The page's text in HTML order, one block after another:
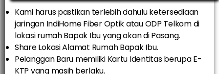
Kami harus pastikan terlebih dahulu ketersediaan
jaringan IndiHome Fiber Optik atau ODP Telkom di
lokasi rumah Bapak Ibu yang akan di Pasang.
Share Lokasi Alamat Rumah Bapak Ibu.
Pelanggan Baru memiliki Kartu Identitas berupa E-
KTP yang masih berlaku.